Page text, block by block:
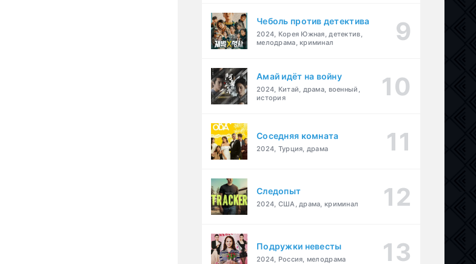
Чеболь против детектива
2024, Корея Южная, детектив,
мелодрама, криминал
Амай идёт на войну
2024, Китай, драма, военный,
история
Соседняя комната
2024, Турция, драма
Следопыт
2024, США, драма, криминал
Подружки невесты
2024, Россия, мелодрама